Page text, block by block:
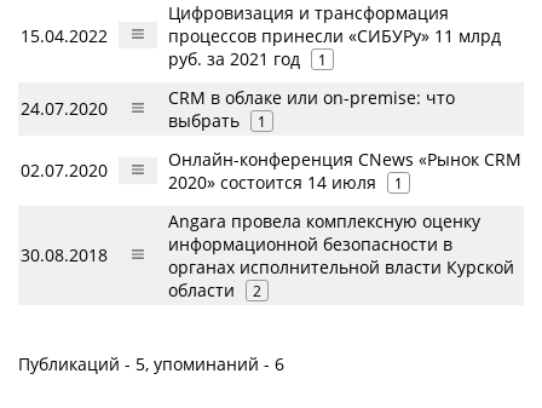
15.04.2022
Цифровизация и трансформация
процессов принесли «СИБУРу» 11 млрд
руб. за 2021 год
1
24.07.2020
CRM в облаке или on-premise: что
выбрать
1
02.07.2020
Онлайн-конференция CNews «Рынок CRM
2020» состоится 14 июля
1
30.08.2018
Angara провела комплексную оценку
информационной безопасности в
органах исполнительной власти Курской
области
2
Публикаций - 5, упоминаний - 6